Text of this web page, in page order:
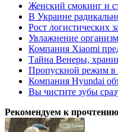
Женский смокинг и
В Украине
Рост логистических
Увлажнение
Компания Xiaomi
Тайна Венеры,
Пропускной режим в
Компания Hyundai
Вы чистите зубы
Рекомендуем к прочтению